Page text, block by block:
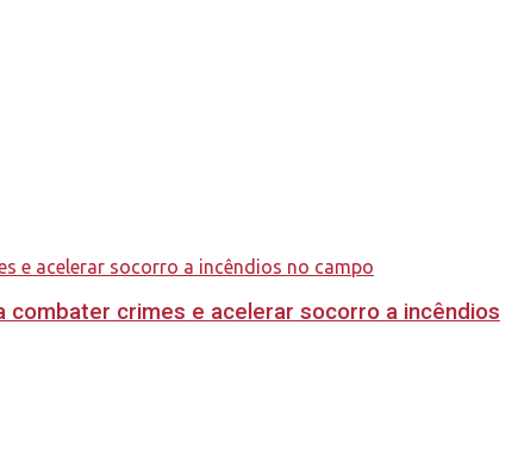
combater crimes e acelerar socorro a incêndios